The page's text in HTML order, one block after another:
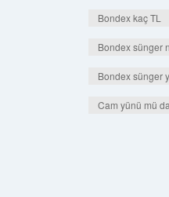
Bondex kaç TL
Bondex sünger
Bondex sünger
Cam yünü mü